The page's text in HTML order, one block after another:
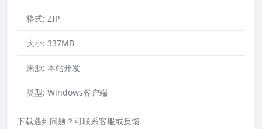
格式: ZIP
大小: 337MB
来源: 本站开发
类型: Windows客户端
下载遇到问题？可联系客服或反馈